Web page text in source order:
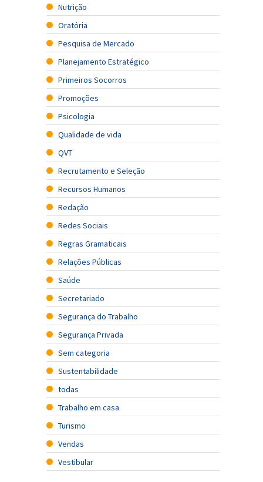
Nutrição
Oratória
Pesquisa de Mercado
Planejamento Estratégico
Primeiros Socorros
Promoções
Psicologia
Qualidade de vida
QVT
Recrutamento e Seleção
Recursos Humanos
Redação
Redes Sociais
Regras Gramaticais
Relações Públicas
Saúde
Secretariado
Segurança do Trabalho
Segurança Privada
Sem categoria
Sustentabilidade
todas
Trabalho em casa
Turismo
Vendas
Vestibular